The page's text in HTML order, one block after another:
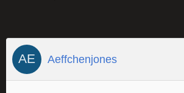
Aeffchenjones